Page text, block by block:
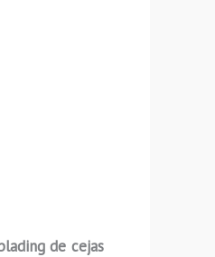
de cejas